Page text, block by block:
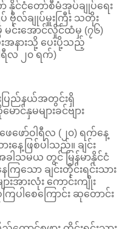
နိုင်ငံတော်စီမံအုပ်ချုပ်ရေး
ပ် ဗိုလ်ချုပ်မှူးကြီး သတိုး
င်းအောင်လှိုင်ထံမှ (၇၆)
းအနားသို့ ပေးပို့သည့်
ရီလ ၂၀ ရက်)
းပြည်နယ်အတွင်းရှိ
နှမများခင်ဗျား
ဖော်ဝါရီလ (၂၀) ရက်နေ့
နေ့ဖြစ်ပါသည်။ ချင်း
ါသမယ တွင် မြန်မာနိုင်ငံ
ြသော ချင်းတိုင်းရင်းသား
းအားလုံး ကောင်းကျိုး
ကြပါစေကြောင်း ဆုတောင်း